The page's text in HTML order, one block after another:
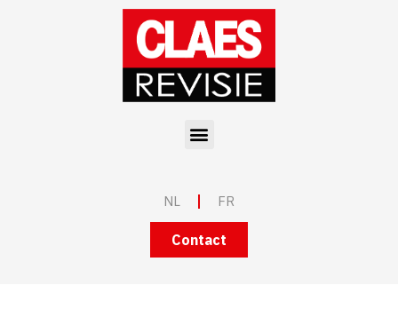
Menu
NL FR
Contact